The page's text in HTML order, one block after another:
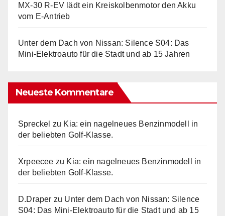
MX-30 R-EV lädt ein Kreiskolbenmotor den Akku
vom E-Antrieb
Unter dem Dach von Nissan: Silence S04: Das
Mini-Elektroauto für die Stadt und ab 15 Jahren
Neueste Kommentare
Spreckel zu Kia: ein nagelneues Benzinmodell in
der beliebten Golf-Klasse.
Xrpeecee zu Kia: ein nagelneues Benzinmodell in
der beliebten Golf-Klasse.
D.Draper zu Unter dem Dach von Nissan: Silence
S04: Das Mini-Elektroauto für die Stadt und ab 15